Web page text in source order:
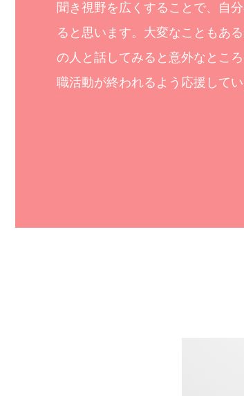
聞き視野を広くすることで、自
ると思います。大変なこともあ
の人と話してみると意外なとこ
職活動が終われるよう応援してい